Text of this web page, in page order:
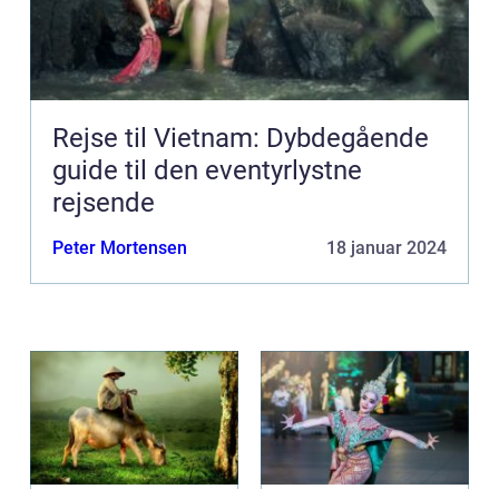
Rejse til Vietnam: Dybdegående
guide til den eventyrlystne
rejsende
Peter Mortensen 18 januar 2024